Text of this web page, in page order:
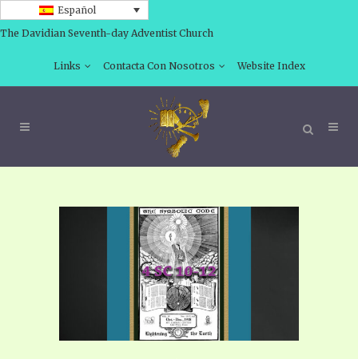
Español
The Davidian Seventh-day Adventist Church
Links Contacta Con Nosotros Website Index